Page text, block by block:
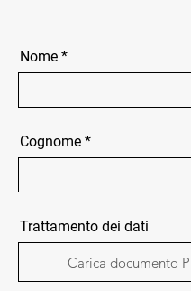
Nome
Cognome
Trattamento dei dati
Carica documento